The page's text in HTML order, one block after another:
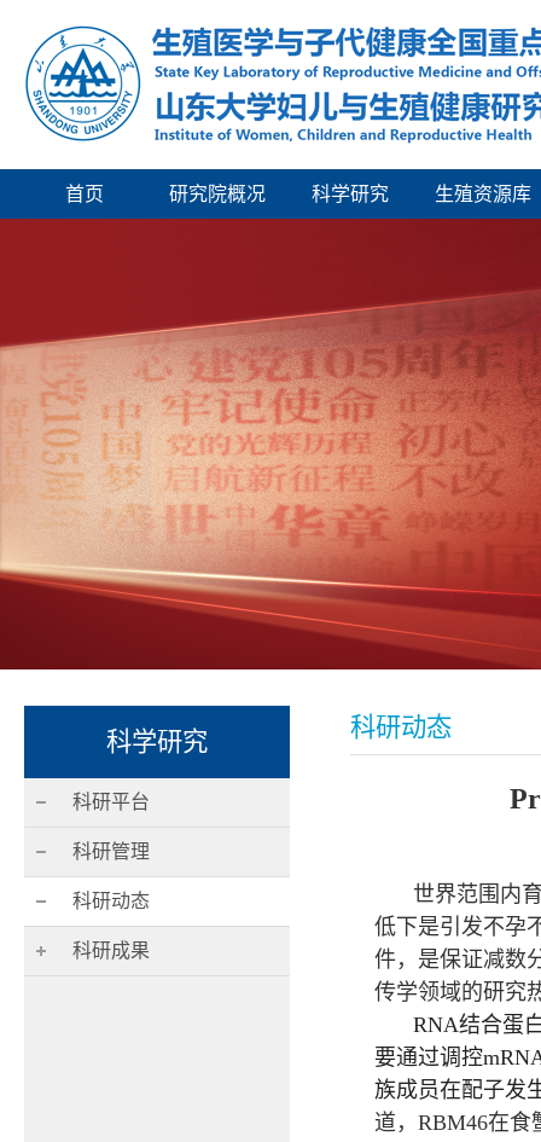
首页 研究院概况 科学研究 生殖资源库
科学研究
科研平台
科研管理
科研动态
科研成果
科研动态
世界范围内
低下是引发不孕
件，是保证减数
传学领域的研究
RNA结合蛋
要通过调控
族成员在配子发
道， RBM46在食